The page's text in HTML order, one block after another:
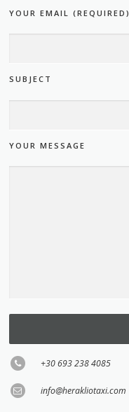
YOUR EMAIL (REQUIRED)
SUBJECT
YOUR MESSAGE
+30 693 238 4085
info@herakliotaxi.com